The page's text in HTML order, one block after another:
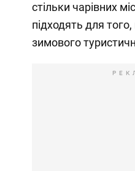
стільки чарівних
підходять для
зимового